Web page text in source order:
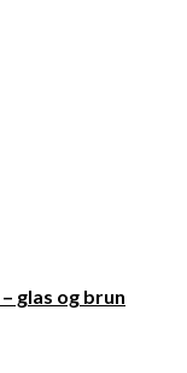
glas og brun